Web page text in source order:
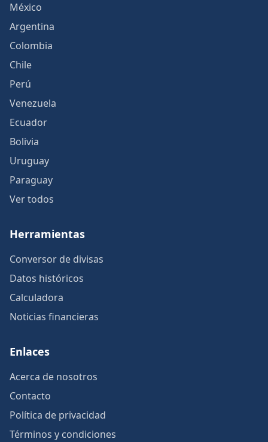
México
Argentina
Colombia
Chile
Perú
Venezuela
Ecuador
Bolivia
Uruguay
Paraguay
Ver todos
Herramientas
Conversor de divisas
Datos históricos
Calculadora
Noticias financieras
Enlaces
Acerca de nosotros
Contacto
Política de privacidad
Términos y condiciones